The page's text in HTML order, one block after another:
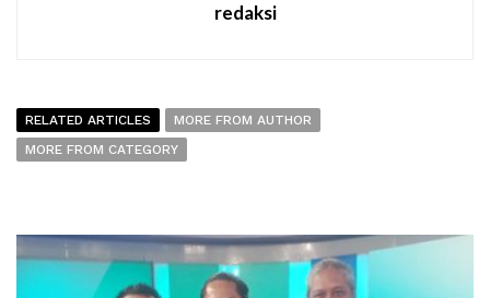
redaksi
RELATED ARTICLES
MORE FROM AUTHOR
MORE FROM CATEGORY